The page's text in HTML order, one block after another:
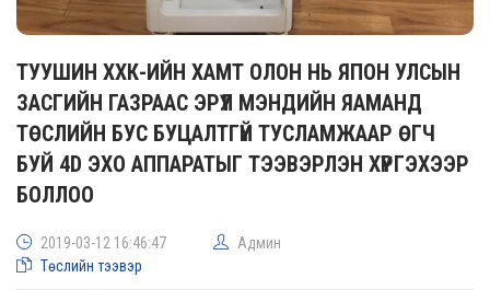
ТУУШИН ХХК-ИЙН ХАМТ ОЛОН НЬ ЯПОН УЛСЫН
ЗАСГИЙН ГАЗРААС ЭРҮҮЛ МЭНДИЙН ЯАМАНД
ТӨСЛИЙН БУС БУЦАЛТГҮЙ ТУСЛАМЖААР ӨГЧ
БУЙ 4D ЭХО АППАРАТЫГ ТЭЭВЭРЛЭН ХҮРГЭХЭЭР
БОЛЛОО
2019-03-12 16:46:47
Админ
Төслийн тээвэр